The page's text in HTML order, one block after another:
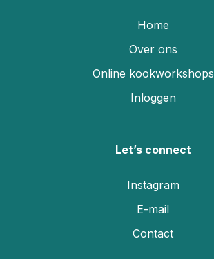
Home
Over ons
Online kookworkshops
Inloggen
Let’s connect
Instagram
E-mail
Contact